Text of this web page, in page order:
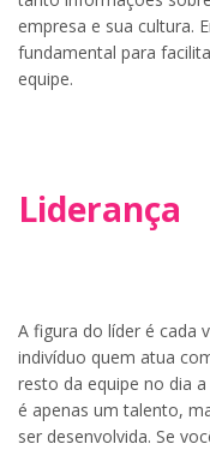
empresa e sua cultura.
fundamental para
equipe.
Liderança
A figura do líder é cada
indivíduo quem atua
resto da equipe no dia
é apenas um talento,
ser desenvolvida. Se